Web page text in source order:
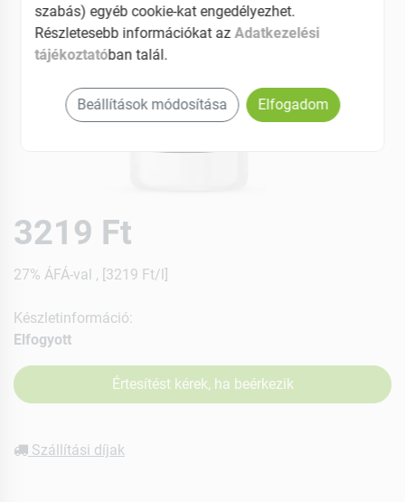
3219 Ft
27% ÁFÁ-val , [3219 Ft/l]
Készletinformáció:
Elfogyott
Értesítést kérek, ha beérkezik
Szállítási díjak
szabás) egyéb cookie-kat engedélyezhet.
Részletesebb információkat azAdatkezelési
tájékoztatóban talál.
Beállítások módosítása Elfogadom